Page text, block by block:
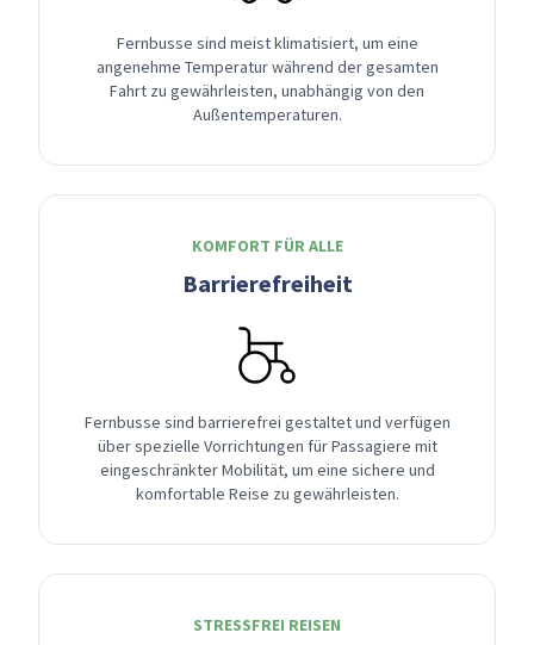
Fernbusse sind meist klimatisiert, um eine
angenehme Temperatur während der gesamten
Fahrt zu gewährleisten, unabhängig von den
Außentemperaturen.
KOMFORT FÜR ALLE
Barrierefreiheit
Fernbusse sind barrierefrei gestaltet und verfügen
über spezielle Vorrichtungen für Passagiere mit
eingeschränkter Mobilität, um eine sichere und
komfortable Reise zu gewährleisten.
STRESSFREI REISEN